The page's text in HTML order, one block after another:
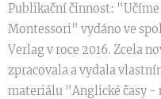
Publikační činnost:
Montessori" vydáno ve
Verlag v roce 2016. Zcela
zpracovala a vydala
materiálu "Anglické časy